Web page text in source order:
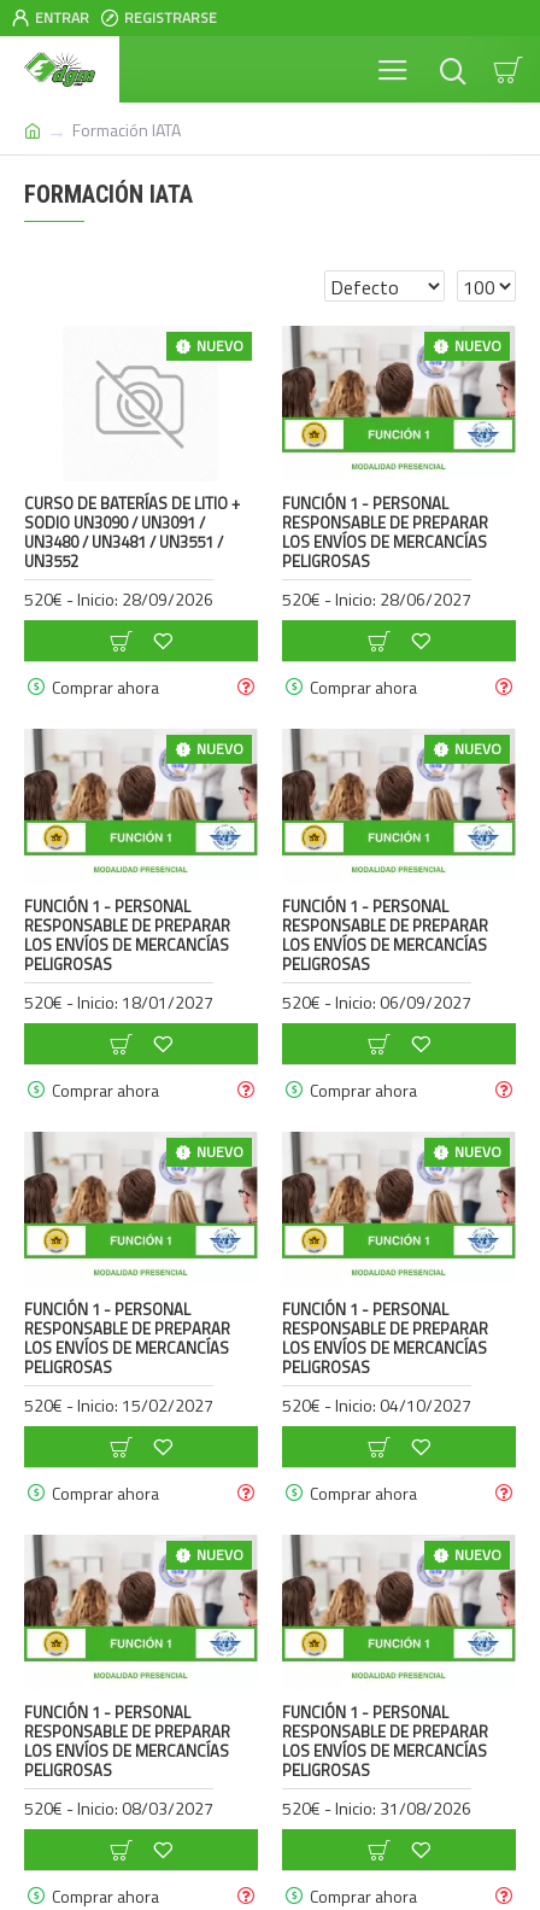
ENTRAR REGISTRARSE
Formación IATA
FORMACIÓN IATA
NUEVO
CURSO DE BATERÍAS DE LITIO +
SODIO UN3090 / UN3091 /
UN3480 / UN3481 / UN3551 /
UN3552
520€ - Inicio: 28/09/2026
Comprar ahora
NUEVO
FUNCIÓN 1 - PERSONAL
RESPONSABLE DE PREPARAR
LOS ENVÍOS DE MERCANCÍAS
PELIGROSAS
520€ - Inicio: 28/06/2027
Comprar ahora
NUEVO
FUNCIÓN 1 - PERSONAL
RESPONSABLE DE PREPARAR
LOS ENVÍOS DE MERCANCÍAS
PELIGROSAS
520€ - Inicio: 18/01/2027
Comprar ahora
NUEVO
FUNCIÓN 1 - PERSONAL
RESPONSABLE DE PREPARAR
LOS ENVÍOS DE MERCANCÍAS
PELIGROSAS
520€ - Inicio: 06/09/2027
Comprar ahora
NUEVO
FUNCIÓN 1 - PERSONAL
RESPONSABLE DE PREPARAR
LOS ENVÍOS DE MERCANCÍAS
PELIGROSAS
520€ - Inicio: 15/02/2027
Comprar ahora
NUEVO
FUNCIÓN 1 - PERSONAL
RESPONSABLE DE PREPARAR
LOS ENVÍOS DE MERCANCÍAS
PELIGROSAS
520€ - Inicio: 04/10/2027
Comprar ahora
NUEVO
FUNCIÓN 1 - PERSONAL
RESPONSABLE DE PREPARAR
LOS ENVÍOS DE MERCANCÍAS
PELIGROSAS
520€ - Inicio: 08/03/2027
Comprar ahora
NUEVO
FUNCIÓN 1 - PERSONAL
RESPONSABLE DE PREPARAR
LOS ENVÍOS DE MERCANCÍAS
PELIGROSAS
520€ - Inicio: 31/08/2026
Comprar ahora